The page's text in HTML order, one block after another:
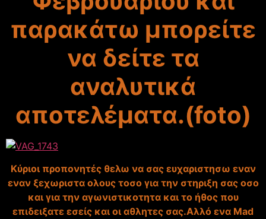
παρακάτω μπορείτε
να δείτε τα
αναλυτικά
αποτελέματα.(foto)
Κύριοι προπονητές θελω να σας ευχαριστησω εναν
εναν ξεχωριστα ολους τοσο για την στηριξη σας οσο
και για την αγωνιστικοτητα και το ήθος που
επιδειξατε εσείς και οι αθλητες σας.Αλλό ενα Mad